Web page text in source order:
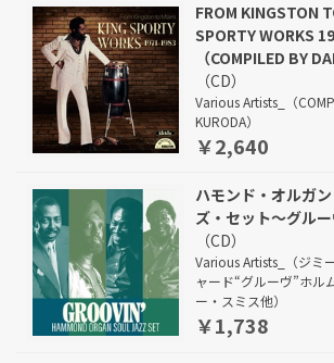
FROM KINGSTON
SPORTY WORKS
（COMPILED BY
（CD）
Various Artists_（
KURODA）
￥2,640
ハモンド・オルガ
ズ・セット～グル
（CD）
Various Artists_（ジミ
ャード“グルーヴ”ホル
ー・スミス他）
￥1,738